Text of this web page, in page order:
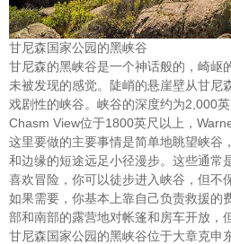
甘尼森国家公园的黑峡谷
甘尼森的黑峡谷是一个神话般的，崎岖
未被发现的感觉。陡峭的悬崖壁从甘尼
戏剧性的峡谷。峡谷的深度约为2,000
Chasm View位于1800英尺以上，
这里要做的主要事情是简单地眺望峡谷
和边缘的短途远足小径漫步。这些通常
喜欢冒险，你可以徒步进入峡谷，但不
如果需要，你基本上靠自己负责救援的
部和南部的露营地对帐篷和房车开放，
甘尼森国家公园的黑峡谷位于大章克申